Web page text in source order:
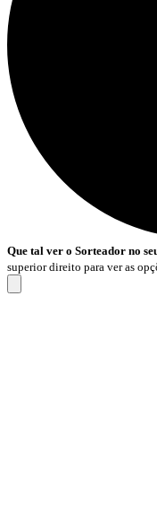
Que tal ver o Sorteador no
superior direito para ver as